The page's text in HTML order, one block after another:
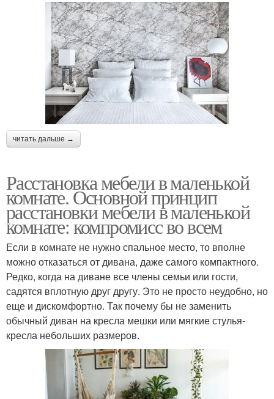
читать дальше →
Расстановка мебели в маленькой
комнате. Основной принцип
расстановки мебели в маленькой
комнате: компромисс во всем
Если в комнате не нужно спальное место, то вполне
можно отказаться от дивана, даже самого компактного.
Редко, когда на диване все члены семьи или гости,
садятся вплотную друг другу. Это не просто неудобно, но
еще и дискомфортно. Так почему бы не заменить
обычный диван на кресла мешки или мягкие стулья-
кресла небольших размеров.